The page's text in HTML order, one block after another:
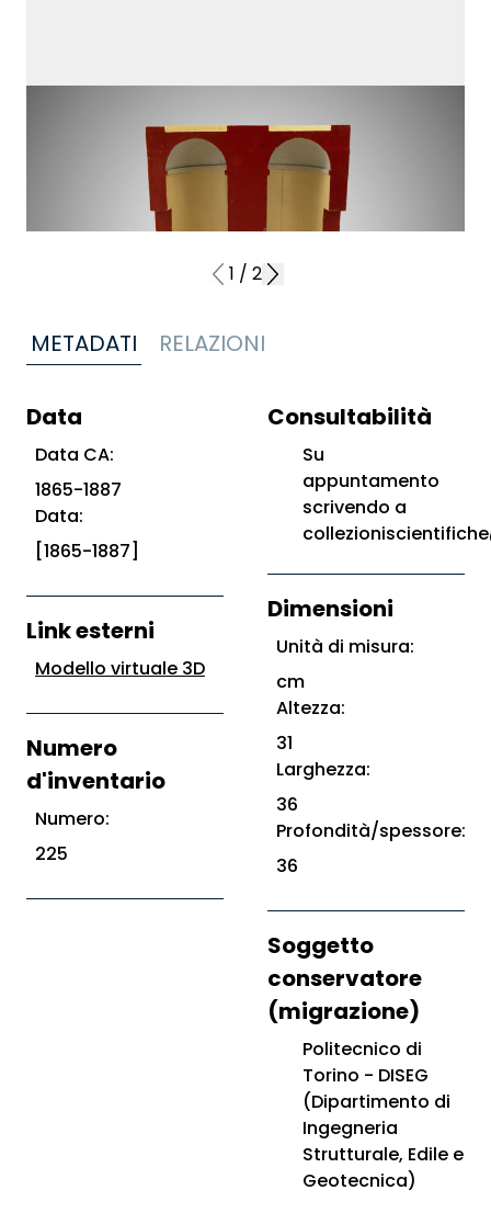
1 / 2
METADATI RELAZIONI
Data
Data CA:
1865-1887
Data:
[1865-1887]
Link esterni
Modello virtuale 3D
Numero
d'inventario
Numero:
225
Consultabilità
Su
appuntamento
scrivendo a
Dimensioni
Unità di misura:
cm
Altezza:
31
Larghezza:
36
Profondità/spessore:
36
Soggetto
conservatore
(migrazione)
Politecnico di
Torino - DISEG
(Dipartimento di
Ingegneria
Strutturale, Edile e
Geotecnica)